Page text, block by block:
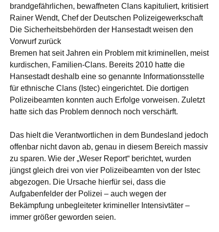
brandgefährlichen, bewaffneten Clans kapituliert, kritisiert
Rainer Wendt, Chef der Deutschen Polizeigewerkschaft
Die Sicherheitsbehörden der Hansestadt weisen den
Vorwurf zurück
Bremen hat seit Jahren ein Problem mit kriminellen, meist
kurdischen, Familien-Clans. Bereits 2010 hatte die
Hansestadt deshalb eine so genannte Informationsstelle
für ethnische Clans (Istec) eingerichtet. Die dortigen
Polizeibeamten konnten auch Erfolge vorweisen. Zuletzt
hatte sich das Problem dennoch noch verschärft.
Das hielt die Verantwortlichen in dem Bundesland jedoch
offenbar nicht davon ab, genau in diesem Bereich massiv
zu sparen. Wie der „Weser Report“ berichtet, wurden
jüngst gleich drei von vier Polizeibeamten von der Istec
abgezogen. Die Ursache hierfür sei, dass die
Aufgabenfelder der Polizei – auch wegen der
Bekämpfung unbegleiteter krimineller Intensivtäter –
immer größer geworden seien.